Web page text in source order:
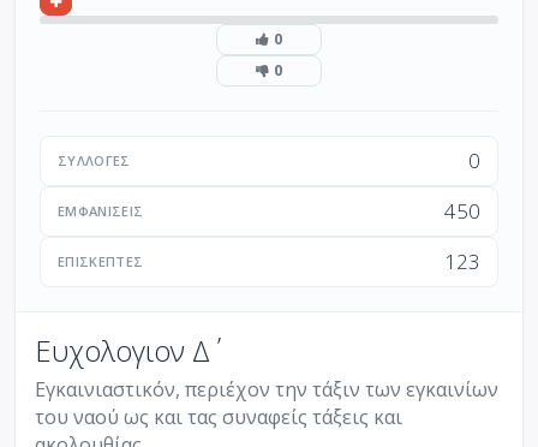
0
0
ΣΥΛΛΟΓΈΣ 0
ΕΜΦΑΝΊΣΕΙΣ 450
ΕΠΙΣΚΈΠΤΕΣ 123
Ευχολογιον Δ΄
Εγκαινιαστικόν, περιέχον την τάξιν των εγκαινίων
του ναού ως και τας συναφείς τάξεις και